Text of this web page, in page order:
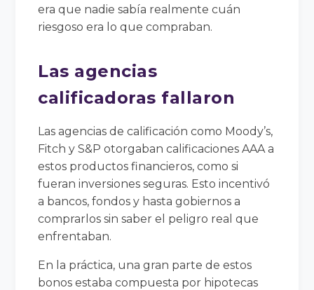
era que nadie sabía realmente cuán
riesgoso era lo que compraban.
Las agencias
calificadoras fallaron
Las agencias de calificación como Moody’s,
Fitch y S&P otorgaban calificaciones AAA a
estos productos financieros, como si
fueran inversiones seguras. Esto incentivó
a bancos, fondos y hasta gobiernos a
comprarlos sin saber el peligro real que
enfrentaban.
En la práctica, una gran parte de estos
bonos estaba compuesta por hipotecas